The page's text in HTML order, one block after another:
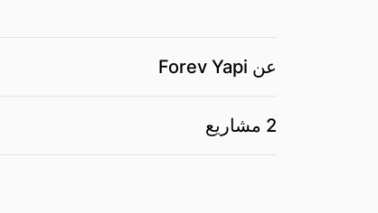
عن Forev Yapi
2 مشاريع